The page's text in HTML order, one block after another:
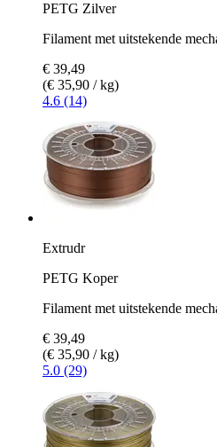
PETG Zilver
Filament met uitstekende
€ 39,49
(€ 35,90 / kg)
4.6 (14)
Extrudr
PETG Koper
Filament met uitstekende
€ 39,49
(€ 35,90 / kg)
5.0 (29)